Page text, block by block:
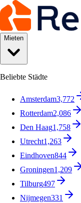
Mieten
Beliebte Städte
Amsterdam3,772
Rotterdam2,086
Den Haag1,758
Utrecht1,263
Eindhoven844
Groningen1,209
Tilburg497
Nijmegen331